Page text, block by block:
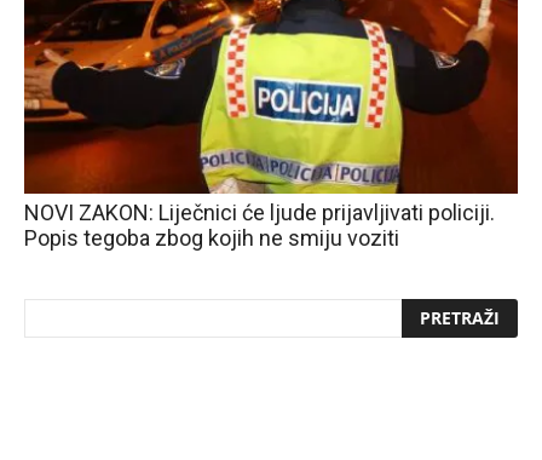
NOVI ZAKON: Liječnici će ljude prijavljivati policiji.
Popis tegoba zbog kojih ne smiju voziti